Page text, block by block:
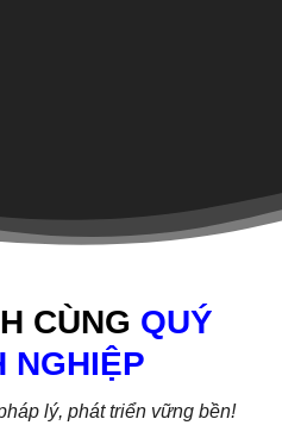
CÙNG QUÝ
NGHIỆP
lý, phát triển vững bền!